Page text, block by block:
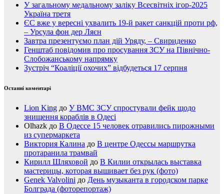
У загальному медальному заліку Всесвітніх ігор-2025
Україна третя
ЄС вже у вересні ухвалить 19-й ракет санкцій проти рф,
– Урсула фон дер Ляєн
Завтра презентуємо план дій Уряду, – Свириденко
Генштаб повідомив про просування ЗСУ на Північно-
Слобожанському напрямку
Зустріч “Коаліції охочих” відбудеться 17 серпня
Останні коментарі
Lion King до У ВМС ЗСУ спростували фейк щодо
знищення кораблів в Одесі
Olhazk до В Одессе 15 человек отравились пирожными
из супермаркета
Виктория Калина до В центре Одессы маршрутка
протаранила трамвай
Кирилл Шляховой до В Килии открылась выставка
мастерицы, которая вышивает без рук (фото)
Genek Valvolini до День музыканта в городском парке
Болграда (фоторепортаж)